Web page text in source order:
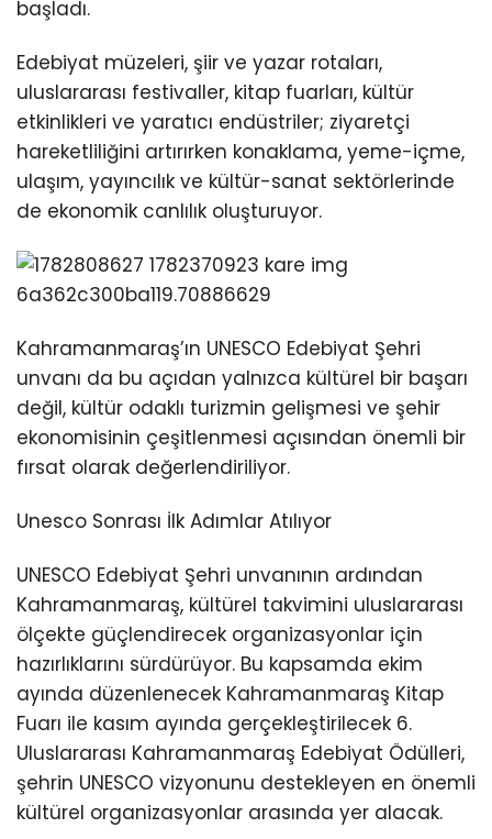
başladı.
Edebiyat müzeleri, şiir ve yazar rotaları,
uluslararası festivaller, kitap fuarları, kültür
etkinlikleri ve yaratıcı endüstriler; ziyaretçi
hareketliliğini artırırken konaklama, yeme-içme,
ulaşım, yayıncılık ve kültür-sanat sektörlerinde
de ekonomik canlılık oluşturuyor.
Kahramanmaraş’ın UNESCO Edebiyat Şehri
unvanı da bu açıdan yalnızca kültürel bir başarı
değil, kültür odaklı turizmin gelişmesi ve şehir
ekonomisinin çeşitlenmesi açısından önemli bir
fırsat olarak değerlendiriliyor.
Unesco Sonrası İlk Adımlar Atılıyor
UNESCO Edebiyat Şehri unvanının ardından
Kahramanmaraş, kültürel takvimini uluslararası
ölçekte güçlendirecek organizasyonlar için
hazırlıklarını sürdürüyor. Bu kapsamda ekim
ayında düzenlenecek Kahramanmaraş Kitap
Fuarı ile kasım ayında gerçekleştirilecek 6.
Uluslararası Kahramanmaraş Edebiyat Ödülleri,
şehrin UNESCO vizyonunu destekleyen en önemli
kültürel organizasyonlar arasında yer alacak.